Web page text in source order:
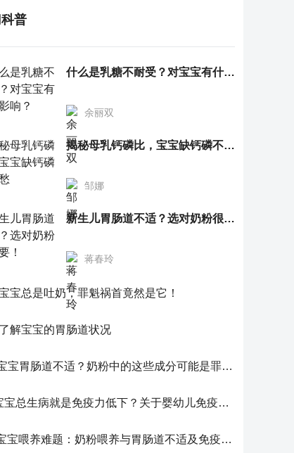
普
什么是乳糖不耐受？对宝宝有什么影响？
余丽双
揭秘母乳钙磷比，宝宝缺钙磷不再愁
邹娜
新生儿胃肠道不适？选对奶粉很重要！
蒋春玲
宝总是吐奶，罪魁祸首竟然是它！
了解宝宝的胃肠道状况
宝宝胃肠道不适？奶粉中的这些成分可能是罪魁祸首！
宝宝总生病就是免疫力低下？关于婴幼儿免疫力的真相，家长必须了解！
宝宝喂养难题：奶粉喂养与胃肠道不适及免疫力提升的奥秘